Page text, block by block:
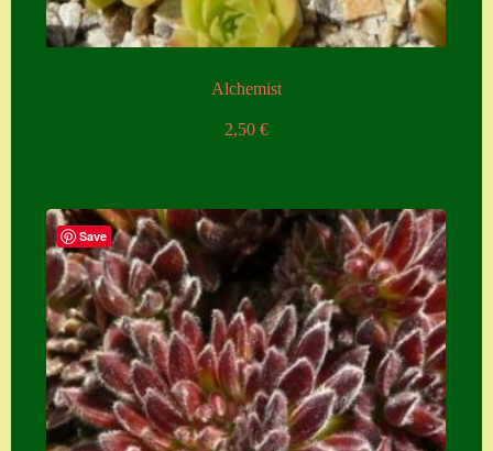
Alchemist
2,50 €
Save